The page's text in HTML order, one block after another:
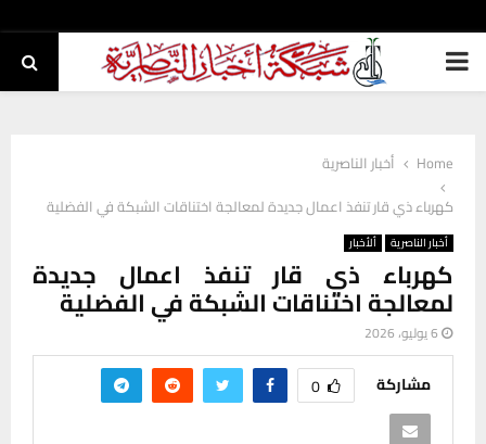
PRIMARY
Home
أخبار الناصرية
كهرباء ذي قار تنفذ اعمال جديدة لمعالجة اختناقات الشبكة في الفضلية
أخبار الناصرية ألأخبار
كهرباء ذي قار تنفذ اعمال جديدة
لمعالجة اختناقات الشبكة في الفضلية
6 يوليو، 2026
مشاركة 0